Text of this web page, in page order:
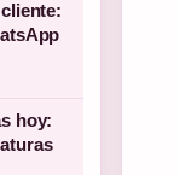
hoy: